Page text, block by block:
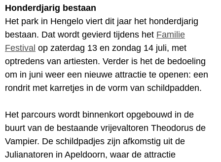
Honderdjarig bestaan
Het park in Hengelo viert dit jaar het honderdjarig
bestaan. Dat wordt gevierd tijdens het Familie
Festival op zaterdag 13 en zondag 14 juli, met
optredens van artiesten. Verder is het de bedoeling
om in juni weer een nieuwe attractie te openen: een
rondrit met karretjes in de vorm van schildpadden.
Het parcours wordt binnenkort opgebouwd in de
buurt van de bestaande vrijevaltoren Theodorus de
Vampier. De schildpadjes zijn afkomstig uit de
Julianatoren in Apeldoorn, waar de attractie